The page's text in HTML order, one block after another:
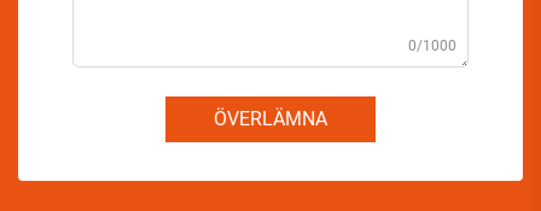
0/1000
ÖVERLÄMNA